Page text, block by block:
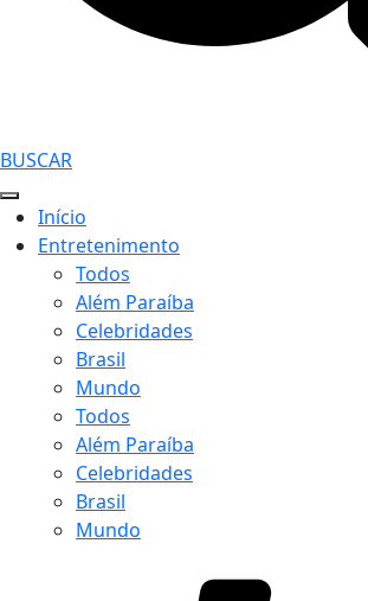
BUSCAR
Início
Entretenimento
Todos
Além Paraíba
Celebridades
Brasil
Mundo
Todos
Além Paraíba
Celebridades
Brasil
Mundo